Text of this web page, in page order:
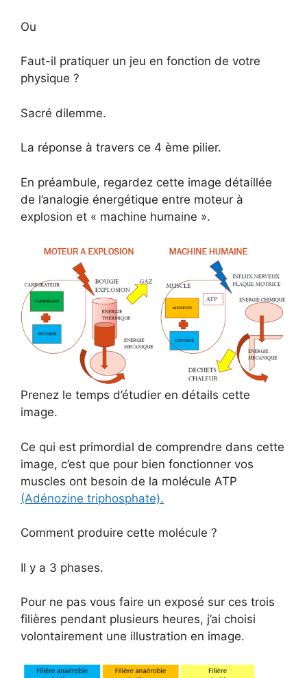
Ou
Faut-il pratiquer un jeu en fonction de votre
physique ?
Sacré dilemme.
La réponse à travers ce 4 ème pilier.
En préambule, regardez cette image détaillée
de l’analogie énergétique entre moteur à
explosion et « machine humaine ».
Prenez le temps d’étudier en détails cette
image.
Ce qui est primordial de comprendre dans cette
image, c’est que pour bien fonctionner vos
muscles ont besoin de la molécule ATP
(Adénozine triphosphate).
Comment produire cette molécule ?
Il y a 3 phases.
Pour ne pas vous faire un exposé sur ces trois
filières pendant plusieurs heures, j’ai choisi
volontairement une illustration en image.